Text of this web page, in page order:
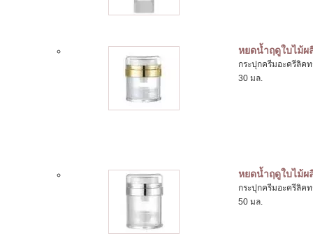
หยดน้ำฤดูใบไม้ผ
กระปุกครีมอะครีลิ
30 มล.
หยดน้ำฤดูใบไม้ผ
กระปุกครีมอะครีลิ
50 มล.